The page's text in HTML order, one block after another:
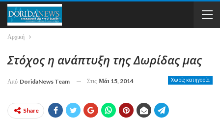
Αρχική
Στόχος η ανάπτυξη της Δωρίδας μας
Χωρίς κατηγορία
Από DoridaNews Team Στις Μάι 15, 2014
Share